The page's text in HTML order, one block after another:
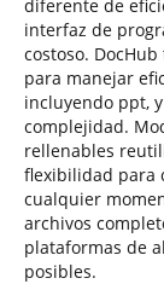
diferente de
interfaz de
costoso.
para manejar
incluyendo ppt,
complejidad.
rellenables
flexibilidad para
cualquier
archivos
plataformas de
posibles.